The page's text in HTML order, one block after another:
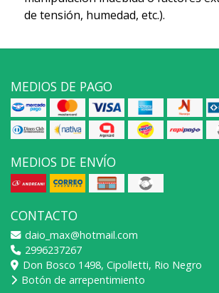
de tensión, humedad, etc.).
MEDIOS DE PAGO
MEDIOS DE ENVÍO
CONTACTO
daio_max@hotmail.com
2996237267
Don Bosco 1498, Cipolletti, Rio Negro
Botón de arrepentimiento